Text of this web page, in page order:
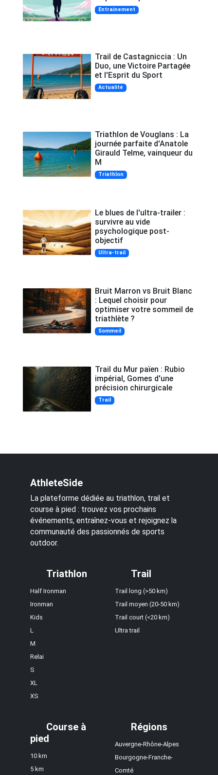
Entrainement
Trail de Castagniccia : Un
Duo, une Victoire Partagée
et l'Esprit du Sport
Actualité
Triathlon de Vouglans : La
journée parfaite d'Anatole
Girauld Telme, vainqueur du
M
Triathlon
Le blues de l'ultra-trailer :
survivre au vide
psychologique post-
objectif
Ultra-trail
Bruit Marron vs Bruit Blanc
: Lequel choisir pour
optimiser votre sommeil de
triathlète ?
Sommeil
Trail du Mur païen : Rubio
impérial, Gomes d'une
précision chirurgicale
Trail
AthleteSide
La plateforme dédiée au triathlon, trail et
course à pied : trouvez vos prochains
événements, entraînez-vous et rejoignez la
communauté des passionnés de sports
outdoor.
Triathlon
Half Ironman
Ironman
Kids
L
M
Relai
S
XL
XS
Trail
Trail long (>50 km)
Trail moyen (20-50 km)
Trail court (<20 km)
Ultra trail
Course à
pied
10 km
5 km
Régions
Auvergne-Rhône-Alpes
Bourgogne-Franche-
Comté